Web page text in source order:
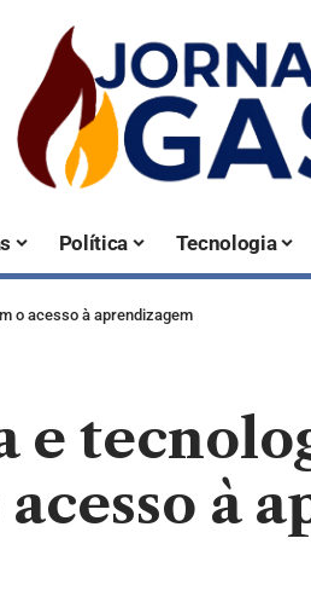
Política Tecnologia
o acesso à aprendizagem
e
à